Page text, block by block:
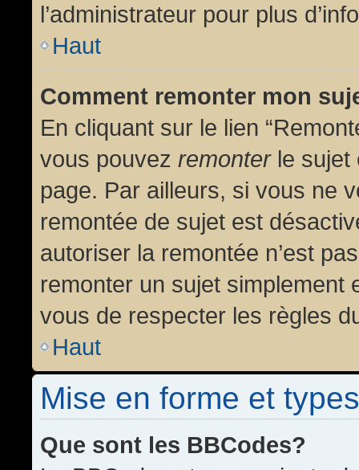
l’administrateur pour plus
Haut
Comment remonter mon
En cliquant sur le lien
vous pouvez remonterle sujet
page. Par ailleurs, si vous ne
remontée de sujet est
autoriser la remontée n’est
remonter un sujet simplement
vous de respecter les règles
Haut
Mise en forme et
Que sont les BBCodes?